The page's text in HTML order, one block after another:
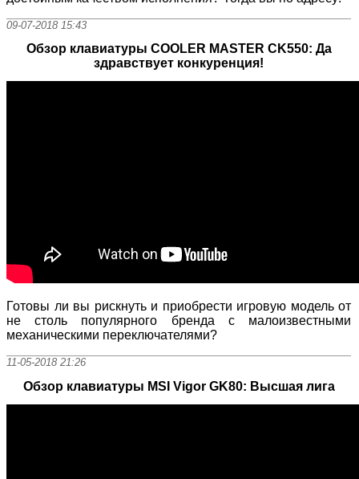
09-07-2018 15:43
Обзор клавиатуры COOLER MASTER CK550: Да
здравствует конкуренция!
Готовы ли вы рискнуть и приобрести игровую модель от
не столь популярного бренда с малоизвестными
механическими переключателями?
11-05-2018 21:26
Обзор клавиатуры MSI Vigor GK80: Высшая лига